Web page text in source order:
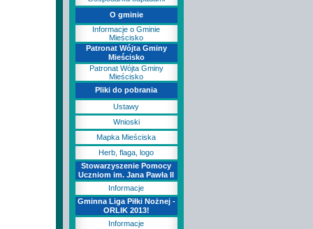
O gminie
Informacje o Gminie
Mieścisko
Patronat Wójta Gminy
Mieścisko
Patronat Wójta Gminy
Mieścisko
Pliki do pobrania
Ustawy
Wnioski
Mapka Mieściska
Herb, flaga, logo
Stowarzyszenie Pomocy
Uczniom im. Jana Pawła II
Informacje
Gminna Liga Piłki Nożnej -
ORLIK 2013!
Informacje